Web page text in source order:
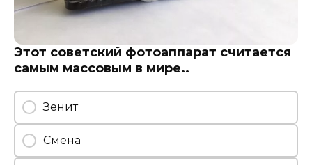
Этот советский фотоаппарат считается
самым массовым в мире..
Зенит
Смена